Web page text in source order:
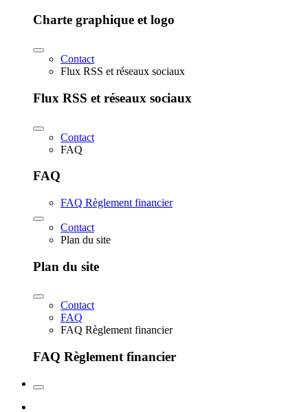
Charte graphique et logo
Contact
Flux RSS et réseaux sociaux
Flux RSS et réseaux sociaux
Contact
FAQ
FAQ
FAQ Règlement financier
Contact
Plan du site
Plan du site
Contact
FAQ
FAQ Règlement financier
FAQ Règlement financier